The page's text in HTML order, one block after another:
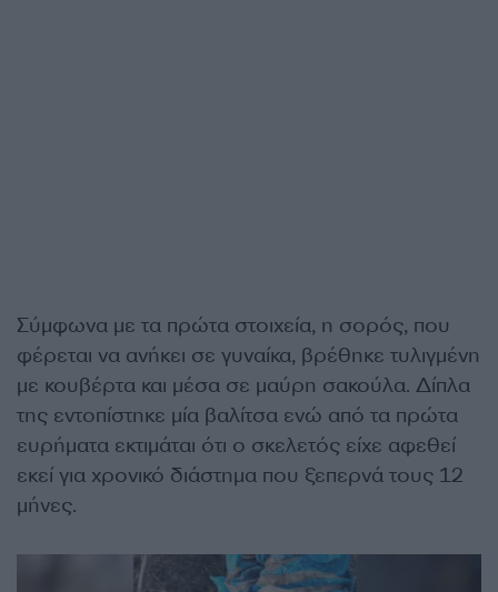
Σύμφωνα με τα πρώτα στοιχεία, η σορός, που
φέρεται να ανήκει σε γυναίκα, βρέθηκε τυλιγμένη
με κουβέρτα και μέσα σε μαύρη σακούλα. Δίπλα
της εντοπίστηκε μία βαλίτσα ενώ από τα πρώτα
ευρήματα εκτιμάται ότι ο σκελετός είχε αφεθεί
εκεί για χρονικό διάστημα που ξεπερνά τους 12
μήνες.